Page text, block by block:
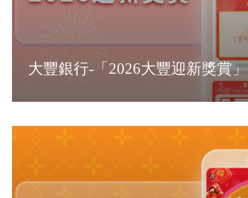
大豐銀行-「2026大豐迎新獎賞」